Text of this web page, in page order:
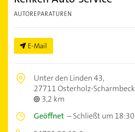
AUTOREPARATUREN
E-Mail
Unter den Linden 43,
27711 Osterholz-Scharmbeck
3,2 km
Geöffnet –Schließt um 18:30